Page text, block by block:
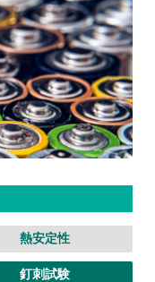
熱安定性
釘刺試験